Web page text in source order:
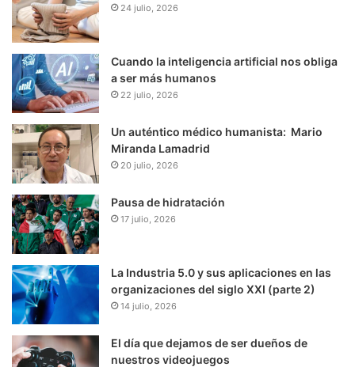
24 julio, 2026
Cuando la inteligencia artificial nos obliga
a ser más humanos
22 julio, 2026
Un auténtico médico humanista: Mario
Miranda Lamadrid
20 julio, 2026
Pausa de hidratación
17 julio, 2026
La Industria 5.0 y sus aplicaciones en las
organizaciones del siglo XXI (parte 2)
14 julio, 2026
El día que dejamos de ser dueños de
nuestros videojuegos